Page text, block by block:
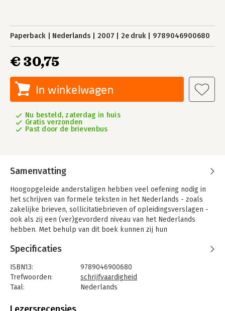
Paperback Nederlands 2007 2e druk 9789046900680
€ 30,75
In winkelwagen
Nu besteld, zaterdag in huis
Gratis verzonden
Past door de brievenbus
Samenvatting
Hoogopgeleide anderstaligen hebben veel oefening nodig in
het schrijven van formele teksten in het Nederlands - zoals
zakelijke brieven, sollicitatiebrieven of opleidingsverslagen -
ook als zij een (ver)gevorderd niveau van het Nederlands
hebben. Met behulp van dit boek kunnen zij hun
in het schrijven.
'Nota Bene!' bestaat uit vier modules en een naslagwerk. De
eerste drie modules zijn gericht op het proces van het
schrijven, de structuur van teksten, en de stijl. In de vierde
naslagwerk staat alles wat betrekking heeft op vormaspecten:
Specificaties
ISBN13:
9789046900680
Trefwoorden:
schrijfvaardigheid
Taal:
Nederlands
Aantal pagina's: